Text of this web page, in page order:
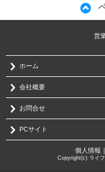
営
ホーム
会社概要
お問合せ
PCサイト
個人情報 ｜
Copyright(c) ライ